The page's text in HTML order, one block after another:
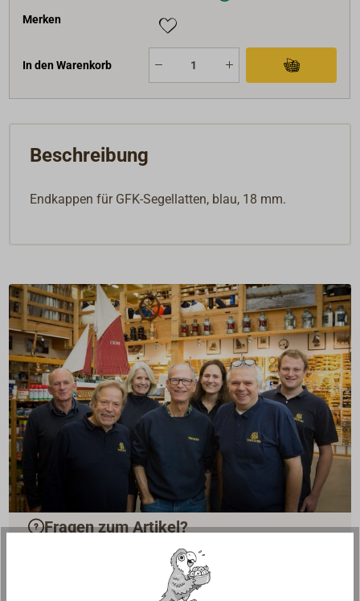
Merken
In den Warenkorb
Beschreibung
Endkappen für GFK-Segellatten, blau, 18 mm.
Fragen zum Artikel?
Reden Sie mit Handwerkern, Bootsbauern und
Seglerinnen. Wir verstehen Ihre Fragen und geben die